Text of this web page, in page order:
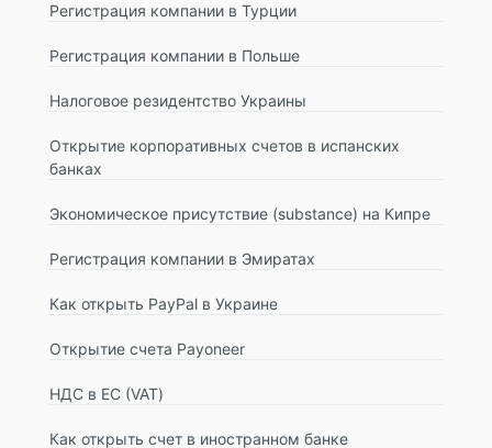
Регистрация компании в Турции
Регистрация компании в Польше
Налоговое резидентство Украины
Открытие корпоративных счетов в испанских
банках
Экономическое присутствие (substance) на Кипре
Регистрация компании в Эмиратах
Как открыть PayPal в Украине
Открытие счета Payoneer
НДС в ЕС (VAT)
Как открыть счет в иностранном банке